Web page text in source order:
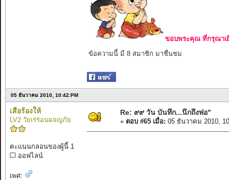
ขอบพระคุณ ที่กรุณาเ
ข้อความนี้ มี 8 สมาชิก มาชื่นชม
05 ธันวาคม 2010, 10:42:PM
เสือร้องให้
LV2 วัยเร่ร่อนผจญภัย
คะแนนกลอนของผู้นี้ 1
ออฟไลน์
เพศ:
Re: ๙๙ วัน บันทึก...นึกถึงพ่อ"
« ตอบ #65 เมื่อ: 05 ธันวาคม 2010,